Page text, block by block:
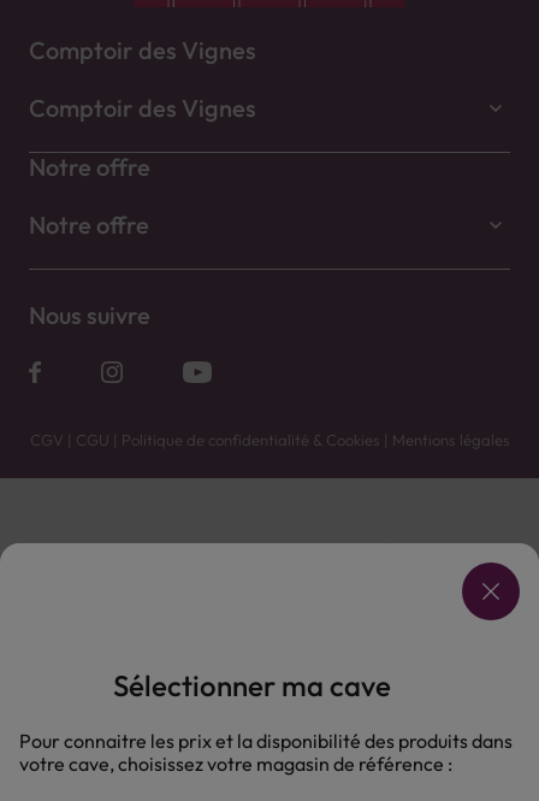
Comptoir des Vignes
Comptoir des Vignes
Notre offre
Notre offre
Nous suivre
CGV | CGU | Politique de confidentialité & Cookies | Mentions légales
Vente uniquement en caves. Contactez votre caviste pour plus de renseignements.
L'ABUS D'ALCOOL EST DANGEREUX POUR LA SANTÉ, À CONSOMMER AVEC MODÉRATION.
Sélectionner ma cave
Pour connaitre les prix et la disponibilité des produits dans
votre cave, choisissez votre magasin de référence :